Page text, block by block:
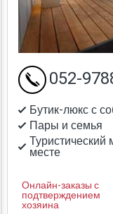
Бутик-люкс с
Пары и семья
месте
Онлайн-заказы с
подтверждением
хозяина
052-